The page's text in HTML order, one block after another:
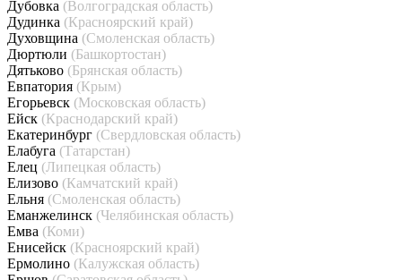
Дубовка (Волгоградская область)
Дудинка (Красноярский край)
Духовщина (Смоленская область)
Дюртюли (Башкортостан)
Дятьково (Брянская область)
Евпатория (Крым)
Егорьевск (Московская область)
Ейск (Краснодарский край)
Екатеринбург (Свердловская область)
Елабуга (Татарстан)
Елец (Липецкая область)
Елизово (Камчатский край)
Ельня (Смоленская область)
Еманжелинск (Челябинская область)
Емва (Коми)
Енисейск (Красноярский край)
Ермолино (Калужская область)